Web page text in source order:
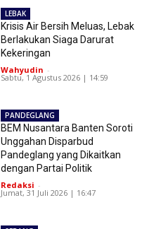
LEBAK
Krisis Air Bersih Meluas, Lebak
Berlakukan Siaga Darurat
Kekeringan
Wahyudin -
Sabtu, 1 Agustus 2026 | 14:59
PANDEGLANG
BEM Nusantara Banten Soroti
Unggahan Disparbud
Pandeglang yang Dikaitkan
dengan Partai Politik
Redaksi -
Jumat, 31 Juli 2026 | 16:47